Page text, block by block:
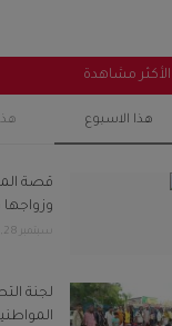
الأكثر مشاهدة
هذا الاسبوع
قصة
وزواجها
سبتمبر 28, 2022
لجنة